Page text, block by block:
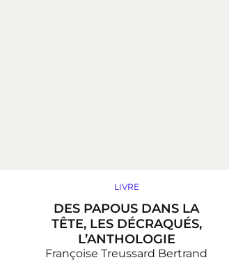
LIVRE
DES PAPOUS DANS LA
TÊTE, LES DÉCRAQUÉS,
L’ANTHOLOGIE
Françoise Treussard Bertrand